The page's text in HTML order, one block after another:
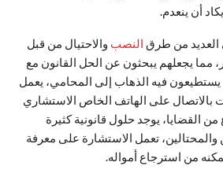
أن ينعدم.
العديد من طرق النصب والاحتيال من قبل
يجعلهم يبحثون عن الحل القانون مع
فيه الذهاب إلى المحامي، يعمل
بالاتصال على الهاتف الخاص الاستشاري
القضايا، يوجد حلول قانونية كثيرة
تعمل الاستشارة على معرفة
من استرجاع أمواله.